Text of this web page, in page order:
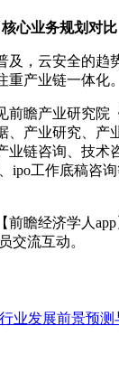
心业务规划对比
及，云安全的趋
产业链一体化。
前瞻产业研究院
产业研究、产
业链咨询、技术
ipo工作底稿咨
前瞻经济学人
交流互动。
行业发展前景预